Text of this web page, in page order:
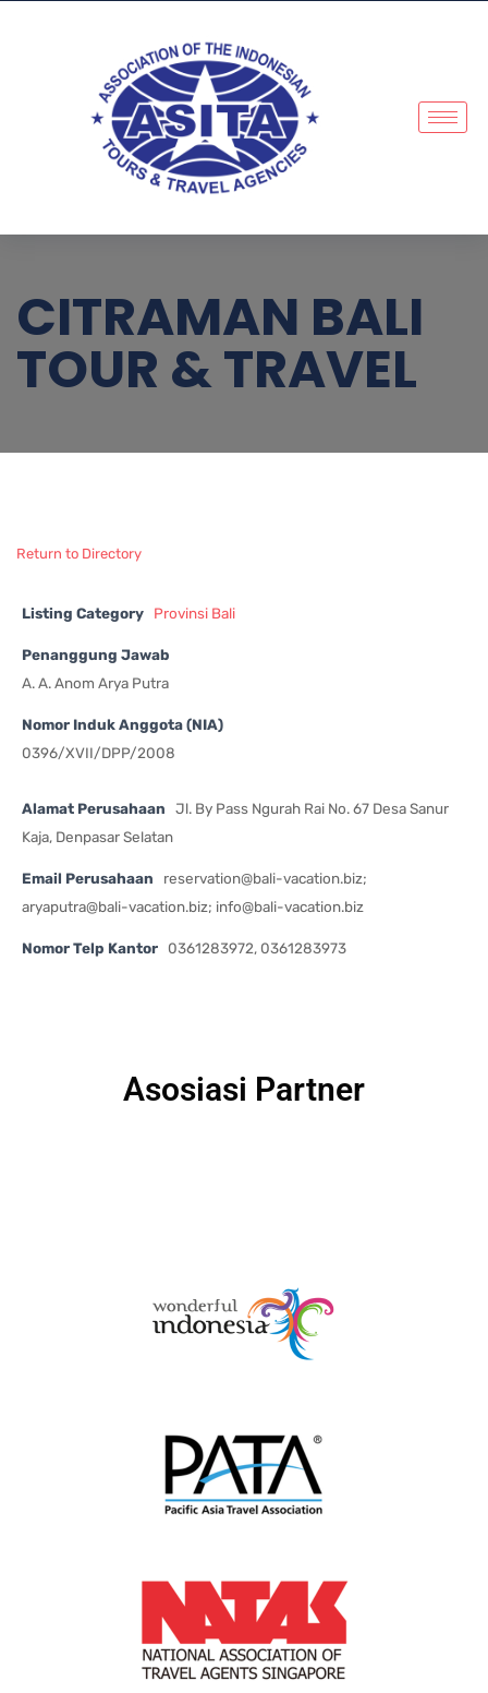
CITRAMAN BALI
TOUR & TRAVEL
Return to Directory
Listing Category Provinsi Bali
Penanggung Jawab
A. A. Anom Arya Putra
Nomor Induk Anggota (NIA)
0396/XVII/DPP/2008
Alamat Perusahaan
Jl. By Pass Ngurah Rai No. 67 Desa Sanur
Kaja, Denpasar Selatan
Email Perusahaan reservation@bali-vacation.biz;
aryaputra@bali-vacation.biz; info@bali-vacation.biz
Nomor Telp Kantor 0361283972, 0361283973
Asosiasi Partner